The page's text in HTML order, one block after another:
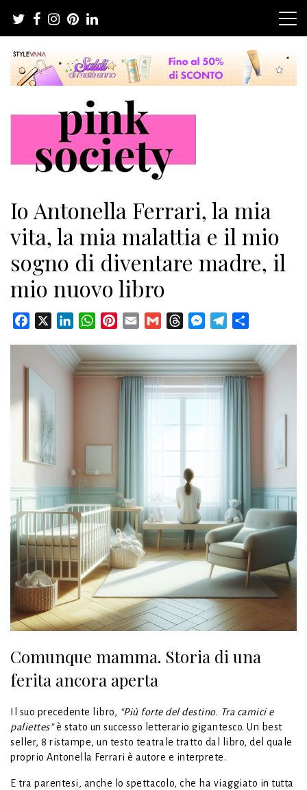
contenuto
Pink Society
Io Antonella Ferrari, la mia
vita, la mia malattia e il mio
sogno di diventare madre, il
mio nuovo libro
Facebook LinkedInWhatsAppPinterest
Email Gmail ThreadsMessenger
Telegram
Comunque mamma. Storia di una
ferita ancora aperta
Il suo precedente libro, “Più forte del destino. Tra camici e
paliettes”è stato un successo letterario gigantesco. Un best
seller, 8 ristampe, un testo teatrale tratto dal libro, del quale
proprio Antonella Ferrari è autore e interprete.
E tra parentesi, anche lo spettacolo, che ha viaggiato in tutta